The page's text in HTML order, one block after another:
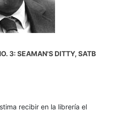
3: SEAMAN'S DITTY, SATB
recibir en la librería el